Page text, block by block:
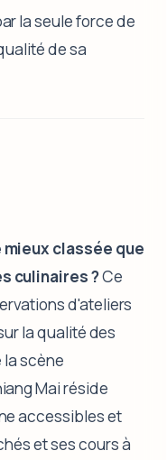
la seule force de
de sa
classée que
culinaires ?Ce
d'ateliers
la qualité des
scène
Mai réside
accessibles et
et ses cours à